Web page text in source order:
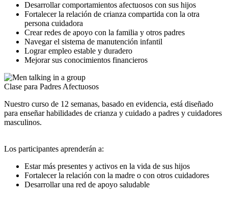
Desarrollar comportamientos afectuosos con sus hijos
Fortalecer la relación de crianza compartida con la otra
persona cuidadora
Crear redes de apoyo con la familia y otros padres
Navegar el sistema de manutención infantil
Lograr empleo estable y duradero
Mejorar sus conocimientos financieros
Clase para Padres Afectuosos
Nuestro curso de 12 semanas, basado en evidencia, está diseñado
para enseñar habilidades de crianza y cuidado a padres y cuidadores
masculinos.
Los participantes aprenderán a:
Estar más presentes y activos en la vida de sus hijos
Fortalecer la relación con la madre o con otros cuidadores
Desarrollar una red de apoyo saludable